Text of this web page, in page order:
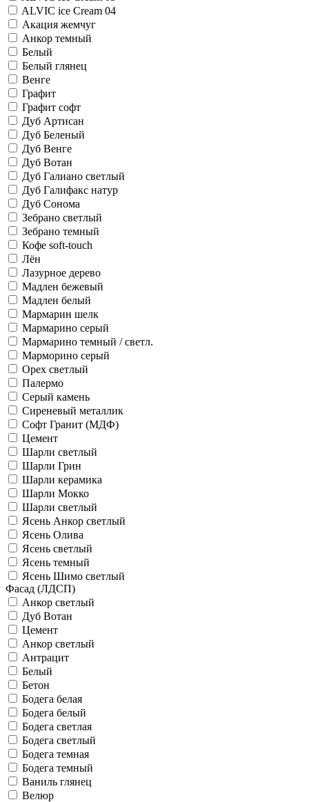
ALVIC iсе Cream 04
Акация жемчуг
Анкор темный
Белый
Белый глянец
Венге
Графит
Графит софт
Дуб Артисан
Дуб Беленый
Дуб Венге
Дуб Вотан
Дуб Галиано светлый
Дуб Галифакс натур
Дуб Сонома
Зебрано светлый
Зебрано темный
Кофе soft-touch
Лён
Лазурное дерево
Мадлен бежевый
Мадлен белый
Мармарин шелк
Мармарино серый
Мармарино темный / светл.
Марморино серый
Орех светлый
Палермо
Серый камень
Сиреневый металлик
Софт Гранит (МДФ)
Цемент
Шарли светлый
Шарли Грин
Шарли керамика
Шарли Мокко
Шарли светлый
Ясень Анкор светлый
Ясень Олива
Ясень светлый
Ясень темный
Ясень Шимо светлый
Фасад (ЛДСП)
Анкор светлый
Дуб Вотан
Цемент
Анкор светлый
Антрацит
Белый
Бетон
Бодега белая
Бодега белый
Бодега светлая
Бодега светлый
Бодега темная
Бодега темный
Ваниль глянец
Велюр